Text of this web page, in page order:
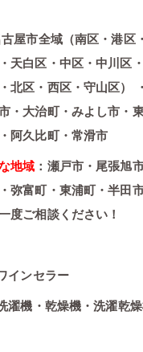
古屋市全域（南区・港区
天白区・中区・中川区
北区・西区・守山区）
・大治町・みよし市・
阿久比町・常滑市
地域 ：瀬戸市・尾張旭
弥富町・東浦町・半田
度ご相談ください！
インセラー
濯機・乾燥機・洗濯乾